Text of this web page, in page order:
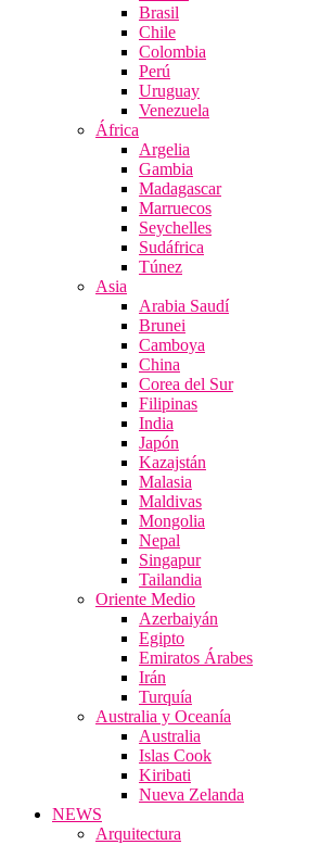
Brasil
Chile
Colombia
Perú
Uruguay
Venezuela
África
Argelia
Gambia
Madagascar
Marruecos
Seychelles
Sudáfrica
Túnez
Asia
Arabia Saudí
Brunei
Camboya
China
Corea del Sur
Filipinas
India
Japón
Kazajstán
Malasia
Maldivas
Mongolia
Nepal
Singapur
Tailandia
Oriente Medio
Azerbaiyán
Egipto
Emiratos Árabes
Irán
Turquía
Australia y Oceanía
Australia
Islas Cook
Kiribati
Nueva Zelanda
NEWS
Arquitectura